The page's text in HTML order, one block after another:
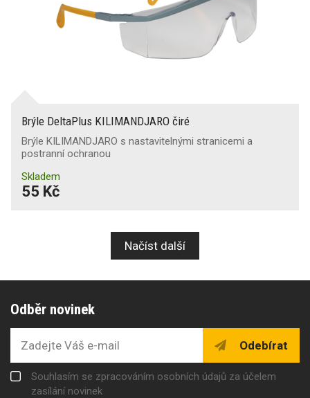
Brýle DeltaPlus KILIMANDJARO čiré
Brýle KILIMANDJARO s nastavitelnými stranicemi a
postranní ochranou
Skladem
55 Kč
Načíst další
Odběr novinek
Odebírat
Souhlasím se zpracováním osobních údajů za účelem
zasílání novinek